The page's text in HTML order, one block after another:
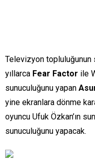
Televizyon
yıllarca Fear Factor ile
sunuculuğunu yapan
yine ekranlara dönme
oyuncu Ufuk Özkan’ın
sunuculuğunu yapacak.